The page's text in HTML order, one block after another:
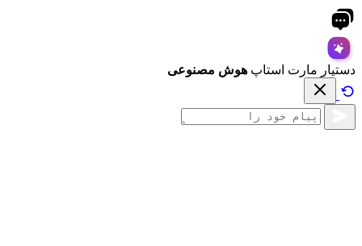
دستیار مارت استاپ هوش مصنوعی